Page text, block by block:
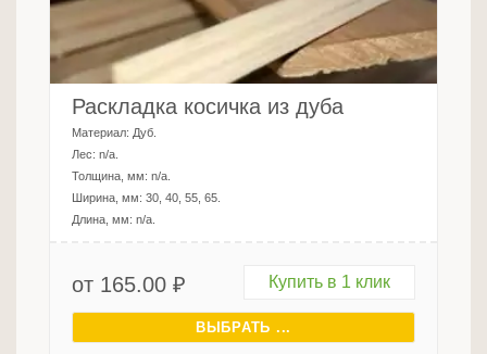
Раскладка косичка из дуба
Материал: Дуб
Лес: n/a
Толщина, мм: n/a
Ширина, мм: 30, 40, 55, 65
Длина, мм: n/a
от 165.00 ₽ Купить в 1 клик
ВЫБРАТЬ ...